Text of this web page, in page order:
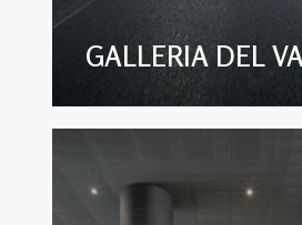
GALLERIA DEL